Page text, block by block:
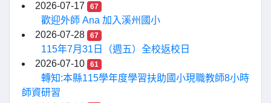
2026-07-17
67
歡迎外師 Ana 加入溪州國小
2026-07-28
67
115年7月31日（週五）全校返校日
2026-07-10
61
轉知:本縣115學年度學習扶助國小現職教師8小時
師資研習